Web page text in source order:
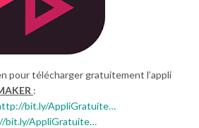
pour télécharger gratuitement l’appli
:
bit.ly/AppliGratuite…
bit.ly/AppliGratuite…